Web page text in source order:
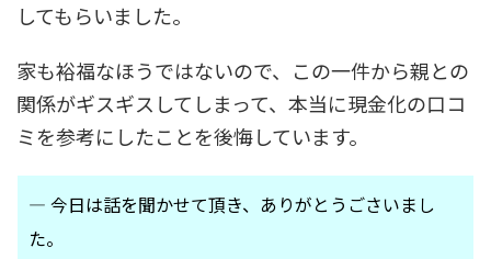
してもらいました。
家も裕福なほうではないので、この一件から親との
関係がギスギスしてしまって、本当に現金化の口コ
ミを参考にしたことを後悔しています。
― 今日は話を聞かせて頂き、ありがとうごさいまし
た。